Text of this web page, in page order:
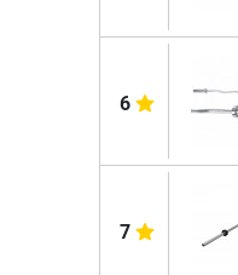
6
7